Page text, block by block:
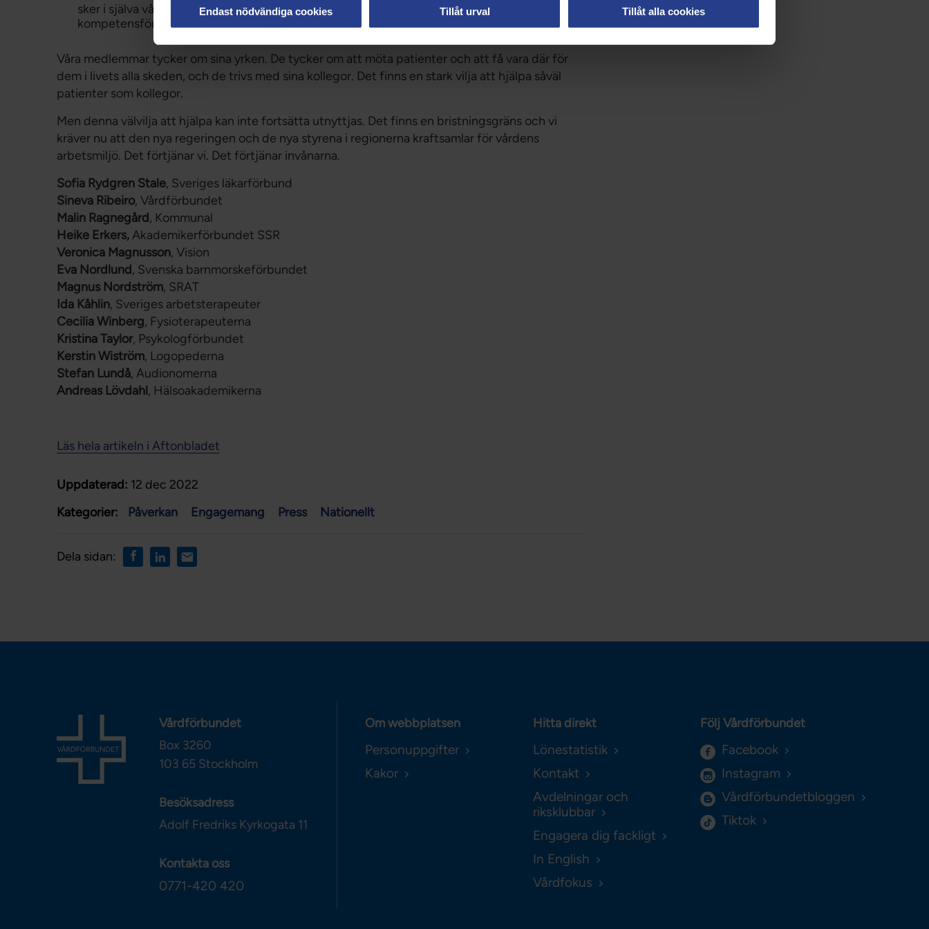
Endast nödvändiga cookies Tillåt urval Tillåt alla cookies
sker i själva vården. Sjukvårdens beslutsfattare har därmed ett stort ansvar för sin egen
kompetensförsörjning.
Våra medlemmar tycker om sina yrken. De tycker om att möta patienter och att få vara där för
dem i livets alla skeden, och de trivs med sina kollegor. Det finns en stark vilja att hjälpa såväl
patienter som kollegor.
Men denna välvilja att hjälpa kan inte fortsätta utnyttjas. Det finns en bristningsgräns och vi
kräver nu att den nya regeringen och de nya styrena i regionerna kraftsamlar för vårdens
arbetsmiljö. Det förtjänar vi. Det förtjänar invånarna.
Sofia Rydgren Stale, Sveriges läkarförbund
Sineva Ribeiro, Vårdförbundet
Malin Ragnegård, Kommunal
Heike Erkers,Akademikerförbundet SSR
Veronica Magnusson, Vision
Eva Nordlund, Svenska barnmorskeförbundet
Magnus Nordström, SRAT
Ida Kåhlin, Sveriges arbetsterapeuter
Cecilia Winberg, Fysioterapeuterna
Kristina Taylor, Psykologförbundet
Kerstin Wiström, Logopederna
Stefan Lundå, Audionomerna
Andreas Lövdahl, Hälsoakademikerna
Läs hela artikeln i Aftonbladet
Uppdaterad: 12 dec 2022
Kategorier:
Påverkan Engagemang Press Nationellt
Dela sidan:
Vårdförbundet
Box 3260
103 65 Stockholm
Besöksadress
Adolf Fredriks Kyrkogata 11
Kontakta oss
0771-420 420
Om webbplatsen
Personuppgifter
Kakor
Hitta direkt
Lönestatistik
Kontakt
Avdelningar och
riksklubbar
Engagera dig fackligt
In English
Vårdfokus
Följ Vårdförbundet
Facebook
Instagram
Vårdförbundetbloggen
Tiktok